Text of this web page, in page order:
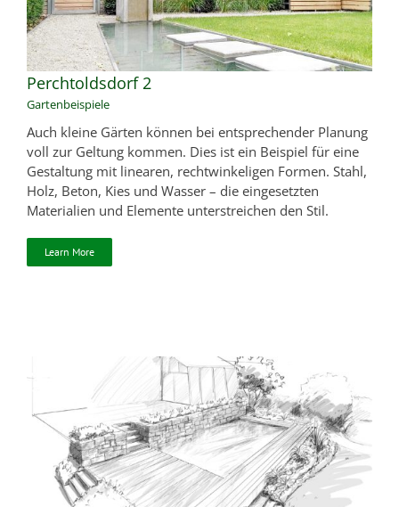
Perchtoldsdorf 2
Gartenbeispiele
Auch kleine Gärten können bei entsprechender Planung
voll zur Geltung kommen. Dies ist ein Beispiel für eine
Gestaltung mit linearen, rechtwinkeligen Formen. Stahl,
Holz, Beton, Kies und Wasser – die eingesetzten
Materialien und Elemente unterstreichen den Stil.
Learn More